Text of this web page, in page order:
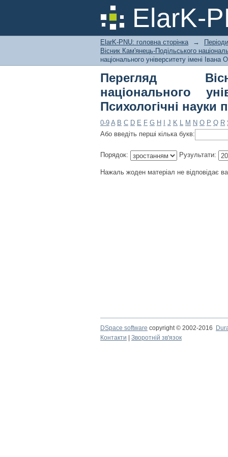
ElarK-
Перегляд Вісник
Івана Огієнка.
ElarK-PNU: головна сторінка →
Вісник Кам'янець-Подільського
національного університету імені Івана
Перегляд
національного
Психологічні науки
0-9 A B C D E F G H J K L M N O P Q R
Або введіть перші кілька букв:
Порядок: Рузультати:
Нажаль жоден матеріал не відповідає
DSpace software copyright © 2002-2016
Контакти
Зворотній зв'язок